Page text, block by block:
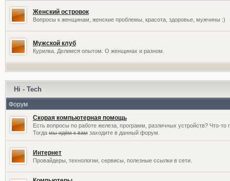
Женский островок
Вопросы к женщинам, женские проблемы, красота, здоровье, мужчины :)
Мужской клуб
Курилка. Делимся опытом. О женщинах и разном.
Hi - Tech
Форум
Скорая компьютерная помощь
Есть вопросы по работе железа, программ, различных устройств? Что-то
Тогдамы идём к вамзаходите в данный форум.
Интернет
Провайдеры, технологии, сервисы, полезные ссылки в сети.